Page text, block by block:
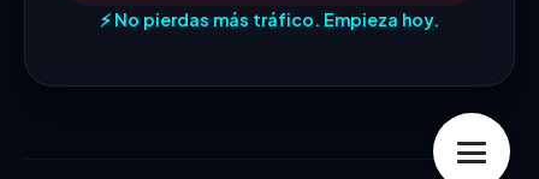
⚡ No pierdas más tráfico. Empieza hoy.